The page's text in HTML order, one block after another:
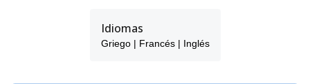
of the island convinced me to settle here from my first visit.
Since then, climbers from all over the world came to share his
Idiomas
Griego | Francés | Inglés